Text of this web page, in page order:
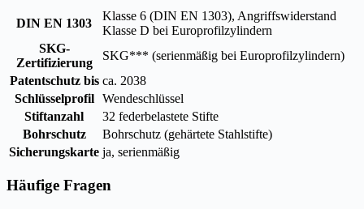
DIN EN 1303
Klasse 6 (DIN EN 1303), Angriffswiderstand
Klasse D bei Europrofilzylindern
SKG-
Zertifizierung
SKG*** (serienmäßig bei Europrofilzylindern)
Patentschutz bis ca. 2038
Schlüsselprofil
Wendeschlüssel
Stiftanzahl
32 federbelastete Stifte
Bohrschutz
Bohrschutz (gehärtete Stahlstifte)
Sicherungskarte ja, serienmäßig
Häufige Fragen